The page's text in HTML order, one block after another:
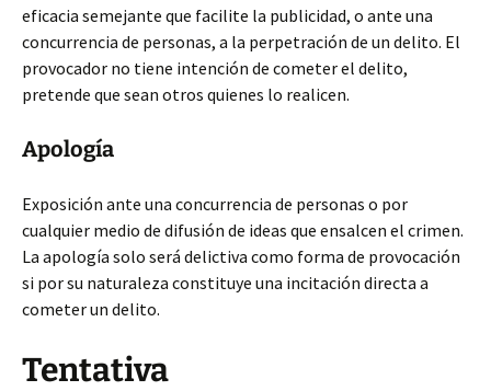
eficacia semejante que facilite la publicidad, o ante una
concurrencia de personas, a la perpetración de un delito. El
provocador no tiene intención de cometer el delito,
pretende que sean otros quienes lo realicen.
Apología
Exposición ante una concurrencia de personas o por
cualquier medio de difusión de ideas que ensalcen el crimen.
La apología solo será delictiva como forma de provocación
si por su naturaleza constituye una incitación directa a
cometer un delito.
Tentativa